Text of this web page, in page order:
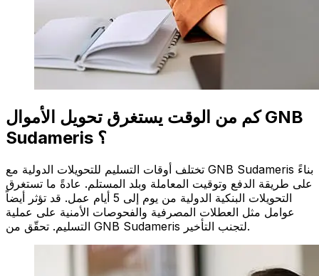
كم من الوقت يستغرق تحويل الأموال GNB
Sudameris ؟
تختلف أوقات التسليم للتحويلات الدولية مع GNB Sudameris بناءً
على طريقة الدفع وتوقيت المعاملة وبلد المستلم. عادةً ما تستغرق
التحويلات البنكية الدولية من يوم إلى 5 أيام عمل. قد تؤثر أيضاً
عوامل مثل العطلات المصرفية والفحوصات الأمنية على عملية
التسليم. تحقّق من GNB Sudameris لتجنب التأخير.